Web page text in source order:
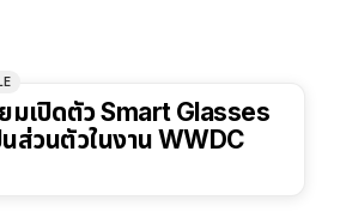
มเปิดตัว Smart Glasses
นส่วนตัวในงาน WWDC